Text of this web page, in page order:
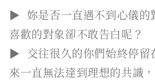
▶ 妳是否一直遇不到心儀的
喜歡的對象卻不敢告白呢？
▶ 交往很久的你們始終停留
來一直無法達到理想的共識